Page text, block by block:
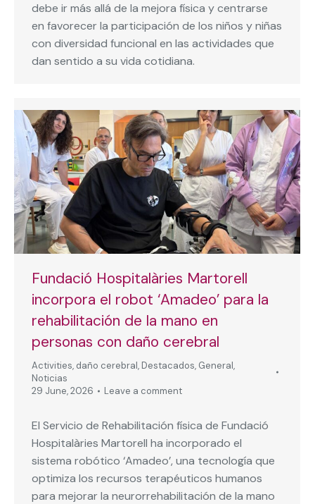
debe ir más allá de la mejora física y centrarse
en favorecer la participación de los niños y niñas
con diversidad funcional en las actividades que
dan sentido a su vida cotidiana.
Fundació Hospitalàries Martorell
incorpora el robot ‘Amadeo’ para la
rehabilitación de la mano en
personas con daño cerebral
Activities, daño cerebral, Destacados, General,
Noticias
29 June, 2026
Leave a comment
El Servicio de Rehabilitación física de Fundació
Hospitalàries Martorell ha incorporado el
sistema robótico ‘Amadeo’, una tecnología que
optimiza los recursos terapéuticos humanos
para mejorar la neurorrehabilitación de la mano